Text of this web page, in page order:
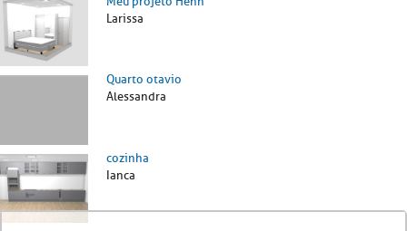
Larissa
Quarto otavio
Alessandra
cozinha
Ianca